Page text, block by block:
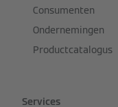
Consumenten
Ondernemingen
Productcatalogus
Services